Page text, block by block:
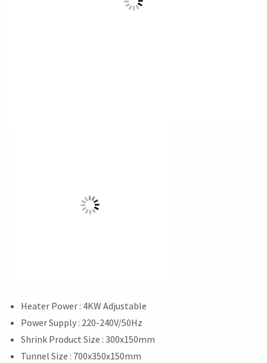
Heater Power : 4KW Adjustable
Power Supply : 220-240V/50Hz
Shrink Product Size : 300x150mm
Tunnel Size : 700x350x150mm